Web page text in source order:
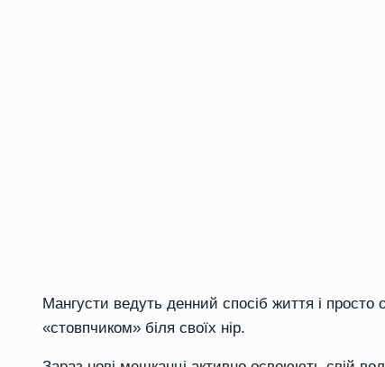
Мангусти ведуть денний спосіб життя і
«стовпчиком» біля своїх нір.